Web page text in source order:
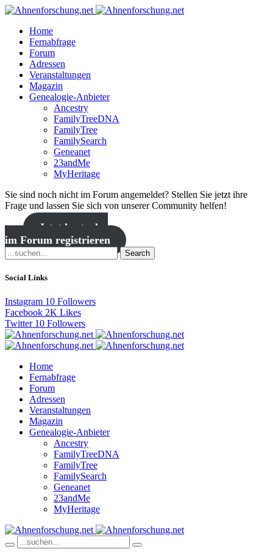
Home
Fernabfrage
Forum
Adressen
Veranstaltungen
Magazin
Genealogie-Anbieter
Ancestry
FamilyTreeDNA
FamilyTree
FamilySearch
Geneanet
23andMe
MyHeritage
Sie sind noch nicht im Forum angemeldet? Stellen Sie jetzt ihre
Frage und lassen Sie sich von unserer Community helfen!
Jetzt kostenlos
im Forum registrieren
Search
Social Links
Instagram 10 Followers
Facebook 2K Likes
Twitter 10 Followers
Home
Fernabfrage
Forum
Adressen
Veranstaltungen
Magazin
Genealogie-Anbieter
Ancestry
FamilyTreeDNA
FamilyTree
FamilySearch
Geneanet
23andMe
MyHeritage